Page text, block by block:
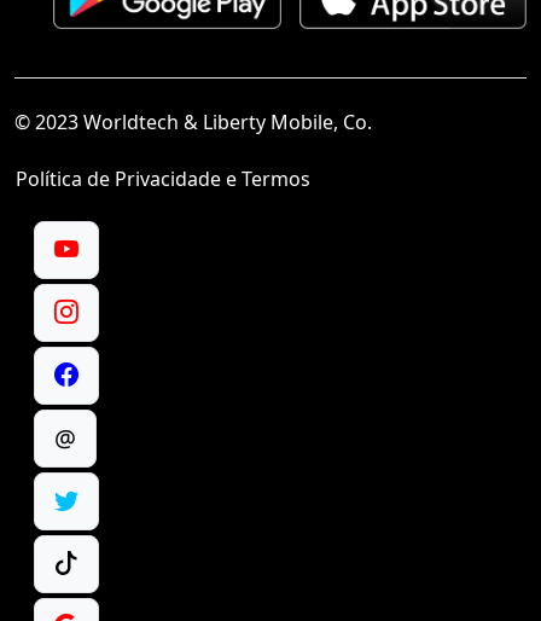
© 2023 Worldtech & Liberty Mobile, Co.
Política de Privacidade e Termos
@